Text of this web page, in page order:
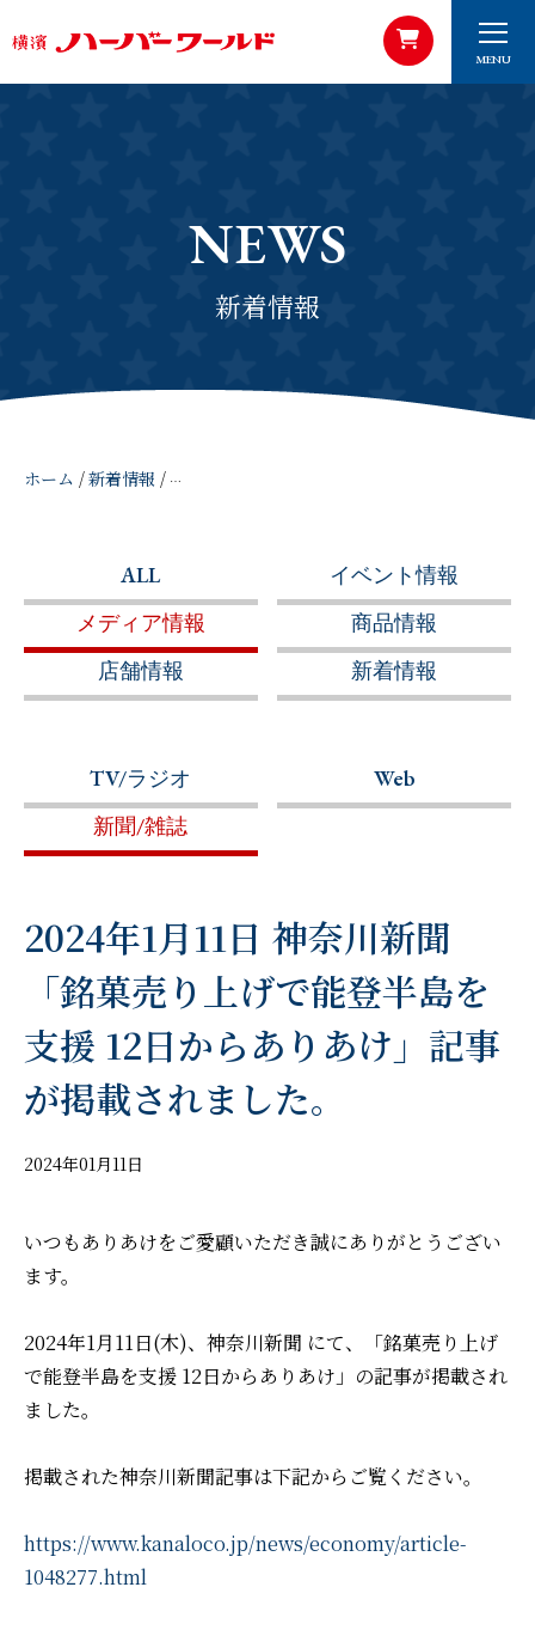
MENU
NEWS
新着情報
ホーム /新着情報 / 2024年1月11日 神奈川新聞 「銘菓売り上げで
ALL
イベント情報
メディア情報
商品情報
店舗情報
新着情報
TV/ラジオ
Web
新聞/雑誌
2024年1月11日 神奈川新聞
「銘菓売り上げで能登半島を
支援 12日からありあけ」記事
が掲載されました。
2024年01月11日
いつもありあけをご愛顧いただき誠にありがとうござい
ます。
2024年1月11日(木)、神奈川新聞 にて、「銘菓売り上げ
で能登半島を支援 12日からありあけ」の記事が掲載され
ました。
掲載された神奈川新聞記事は下記からご覧ください。
https://www.kanaloco.jp/news/economy/article-
1048277.html